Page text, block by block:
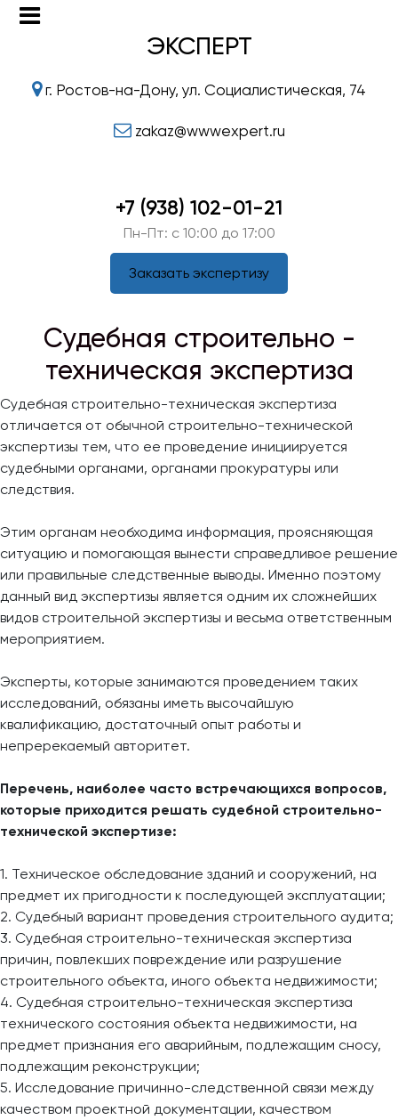
ЭКСПЕРТ
г. Ростов-на-Дону, ул. Социалистическая, 74
zakaz@wwwexpert.ru
+7 (938) 102-01-21
Пн-Пт: c 10:00 до 17:00
Заказать экспертизу
Судебная строительно -
техническая экспертиза
Судебная строительно-техническая экспертиза
отличается от обычной строительно-технической
экспертизы тем, что ее проведение инициируется
судебными органами, органами прокуратуры или
следствия.
Этим органам необходима информация, проясняющая
ситуацию и помогающая вынести справедливое решение
или правильные следственные выводы. Именно поэтому
данный вид экспертизы является одним их сложнейших
видов строительной экспертизы и весьма ответственным
мероприятием.
Эксперты, которые занимаются проведением таких
исследований, обязаны иметь высочайшую
квалификацию, достаточный опыт работы и
непререкаемый авторитет.
Перечень, наиболее часто встречающихся вопросов,
которые приходится решать судебной строительно-
технической экспертизе:
1. Техническое обследование зданий и сооружений, на
предмет их пригодности к последующей эксплуатации;
2. Судебный вариант проведения строительного аудита;
3. Судебная строительно-техническая экспертиза
причин, повлекших повреждение или разрушение
строительного объекта, иного объекта недвижимости;
4. Судебная строительно-техническая экспертиза
технического состояния объекта недвижимости, на
предмет признания его аварийным, подлежащим сносу,
подлежащим реконструкции;
5. Исследование причинно-следственной связи между
качеством проектной документации, качеством